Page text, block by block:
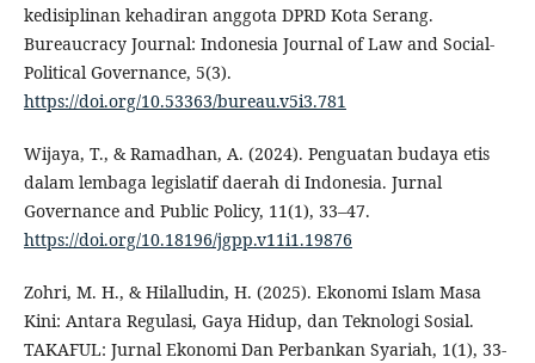
kedisiplinan kehadiran anggota DPRD Kota Serang.
Bureaucracy Journal: Indonesia Journal of Law and Social-
Political Governance, 5(3).
https://doi.org/10.53363/bureau.v5i3.781
Wijaya, T., & Ramadhan, A. (2024). Penguatan budaya etis
dalam lembaga legislatif daerah di Indonesia. Jurnal
Governance and Public Policy, 11(1), 33–47.
https://doi.org/10.18196/jgpp.v11i1.19876
Zohri, M. H., & Hilalludin, H. (2025). Ekonomi Islam Masa
Kini: Antara Regulasi, Gaya Hidup, dan Teknologi Sosial.
TAKAFUL: Jurnal Ekonomi Dan Perbankan Syariah, 1(1), 33-